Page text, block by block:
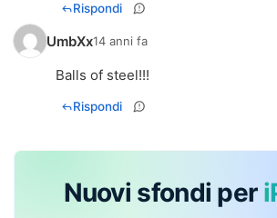
Rispondi
UmbXx14 anni fa
Balls of steel!!!
Rispondi
Nuovi sfondi per